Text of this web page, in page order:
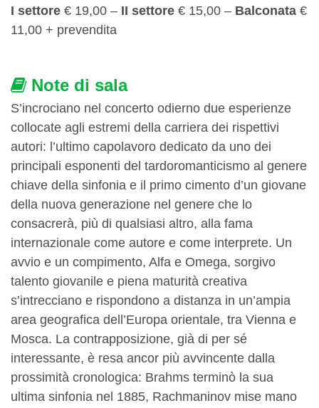
I settore € 19,00 – II settore € 15,00 – Balconata €
11,00 + prevendita
Note di sala
S’incrociano nel concerto odierno due esperienze
collocate agli estremi della carriera dei rispettivi
autori: l’ultimo capolavoro dedicato da uno dei
principali esponenti del tardoromanticismo al genere
chiave della sinfonia e il primo cimento d’un giovane
della nuova generazione nel genere che lo
consacrerà, più di qualsiasi altro, alla fama
internazionale come autore e come interprete. Un
avvio e un compimento, Alfa e Omega, sorgivo
talento giovanile e piena maturità creativa
s’intrecciano e rispondono a distanza in un’ampia
area geografica dell’Europa orientale, tra Vienna e
Mosca. La contrapposizione, già di per sé
interessante, è resa ancor più avvincente dalla
prossimità cronologica: Brahms terminò la sua
ultima sinfonia nel 1885, Rachmaninov mise mano